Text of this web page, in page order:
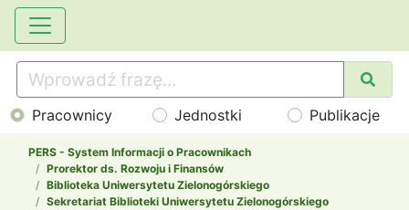
Pracownicy Jednostki Publikacje
PERS - System Informacji o Pracownikach
Prorektor ds. Rozwoju i Finansów
Biblioteka Uniwersytetu Zielonogórskiego
Sekretariat Biblioteki Uniwersytetu Zielonogórskiego